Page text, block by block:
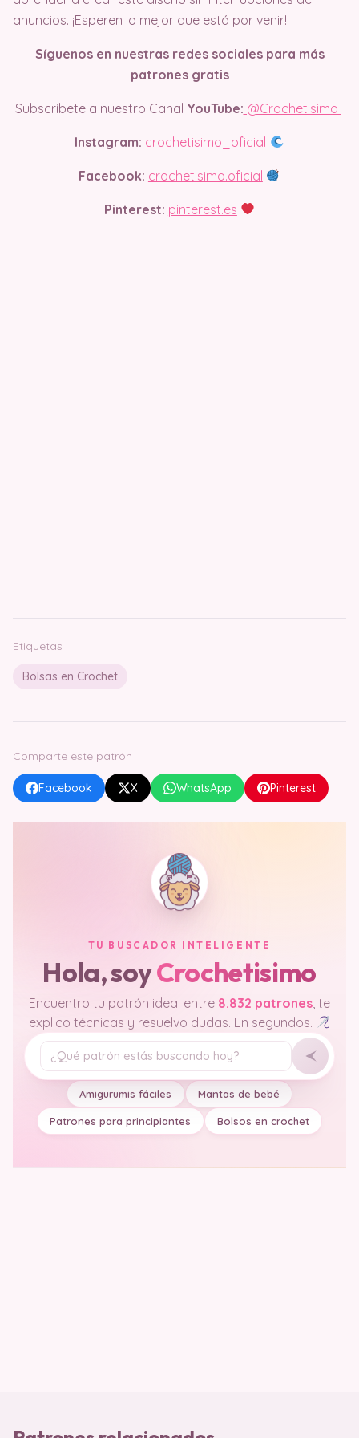
anuncios. ¡Esperen lo mejor que está por venir!
Síguenos en nuestras redes sociales para más
patrones gratis
Subscríbete a nuestro Canal YouTube: @Crochetisimo
Instagram: crochetisimo_oficial
Facebook: crochetisimo.oficial
Pinterest: pinterest.es
Etiquetas
Bolsas en Crochet
Comparte este patrón
Facebook X WhatsApp Pinterest
TU BUSCADOR INTELIGENTE
Hola, soyCrochetisimo
Encuentro tu patrón ideal entre 8.832 patrones , te
explico técnicas y resuelvo dudas. En segundos.
Tu pregunta
Amigurumis fáciles Mantas de bebé
Patrones para principiantes Bolsos en crochet